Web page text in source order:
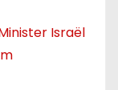
Israël